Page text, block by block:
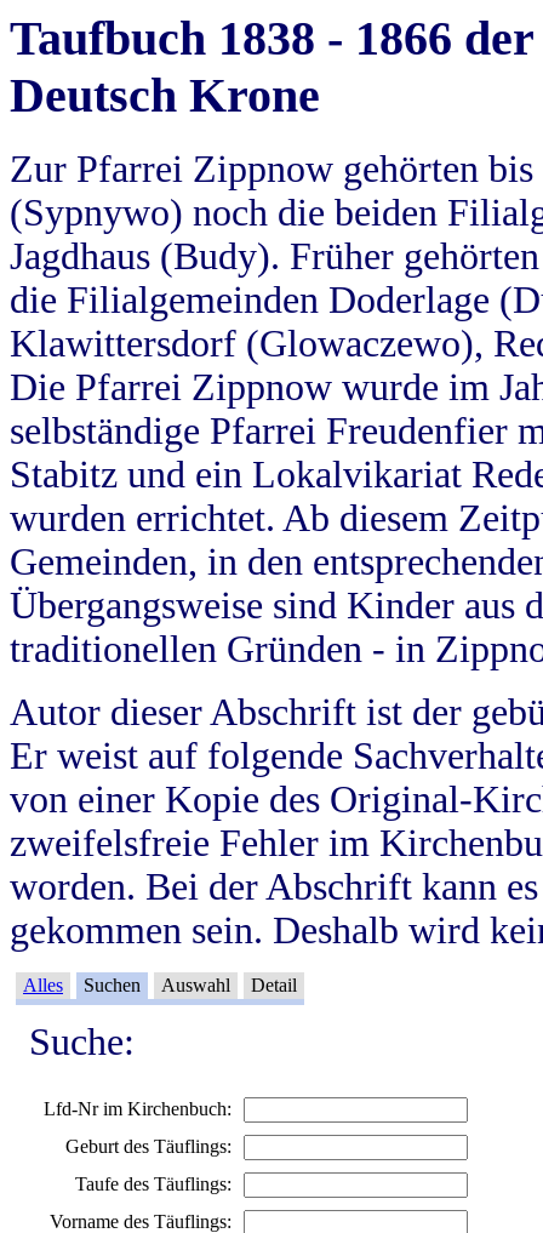
Taufbuch 1838 - 1866
Deutsch Krone
Zur Pfarrei Zippnow gehörten
(Sypnywo) noch die beiden
Jagdhaus (Budy). Früher
die Filialgemeinden Doderlage
Klawittersdorf (Glowaczewo),
Die Pfarrei Zippnow wurde im
selbständige Pfarrei Freudenfier
Stabitz und ein Lokalvikariat
wurden errichtet. Ab diesem
Gemeinden, in den
Übergangsweise sind Kinder aus
traditionellen Gründen - in
Autor dieser Abschrift ist der
Er weist auf folgende
von einer Kopie des Original-
zweifelsfreie Fehler im
worden. Bei der Abschrift kann
gekommen sein. Deshalb wird
Alles Suchen Auswahl Detail
Suche:
Lfd-Nr im Kirchenbuch:
Geburt des Täuflings:
Taufe des Täuflings:
Vorname des Täuflings: